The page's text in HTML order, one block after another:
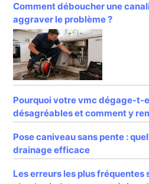
Comment déboucher une
aggraver le problème ?
Pourquoi votre vmc dégage-t-
désagréables et comment y
Pose caniveau sans pente :
drainage efficace
Les erreurs les plus fréquentes